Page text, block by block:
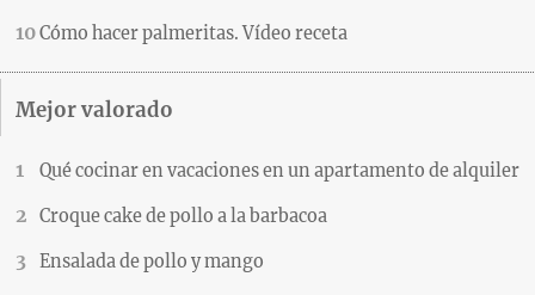
Cómo hacer palmeritas. Vídeo receta
Mejor valorado
Qué cocinar en vacaciones en un apartamento de alquiler
Croque cake de pollo a la barbacoa
Ensalada de pollo y mango